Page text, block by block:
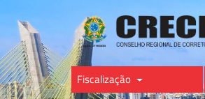
Fiscalização